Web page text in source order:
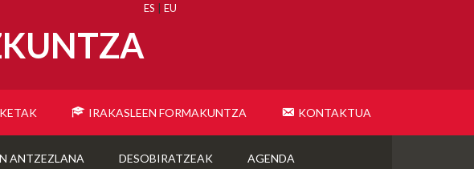
ES EU
IRAKASLEEN FORMAKUNTZA KONTAKTUA
ANTZEZLANA DESOBIRATZEAK AGENDA